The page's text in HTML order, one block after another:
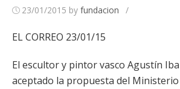
23/01/2015 by fundacion /
EL CORREO 23/01/15
El escultor y pintor vasco Agustín
aceptado la propuesta del